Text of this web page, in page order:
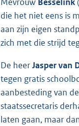
die het niet eens is
aan zijn eigen
zich met die strijd
De heerJasper van
tegen gratis
aanbesteding van
staatssecretaris
laten gaan, maar